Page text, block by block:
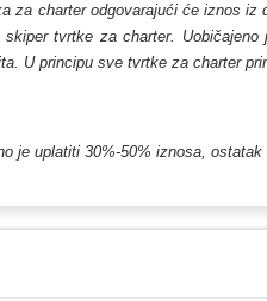
charter odgovarajući će iznos
tvrtke za charter.
U principu sve tvrtke za charter
je uplatiti 30%-50% iznosa,